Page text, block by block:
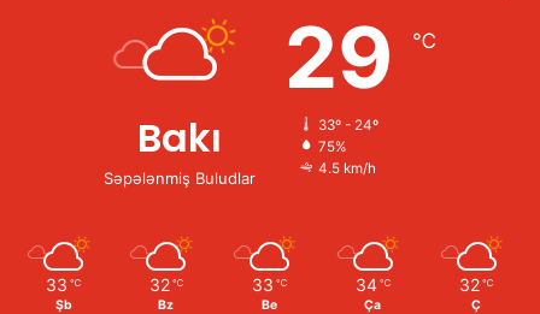
Bakı
Səpələnmiş Buludlar
29 ℃
33º - 24º
75%
4.5 km/h
33 ℃
Şb
32 ℃
Bz
33 ℃
Be
34 ℃
Ça
32 ℃
Ç